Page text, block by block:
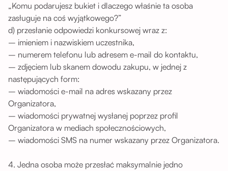
„Komu podarujesz bukiet i dlaczego właśnie ta osoba
zasługuje na coś wyjątkowego?”
d) przesłanie odpowiedzi konkursowej wraz z:
– imieniem i nazwiskiem uczestnika,
– numerem telefonu lub adresem e-mail do kontaktu,
– zdjęciem lub skanem dowodu zakupu, w jednej z
następujących form:
– wiadomości e-mail na adres wskazany przez
Organizatora,
– wiadomości prywatnej wysłanej poprzez profil
Organizatora w mediach społecznościowych,
– wiadomości SMS na numer wskazany przez Organizatora.
4. Jedna osoba może przesłać maksymalnie jedno